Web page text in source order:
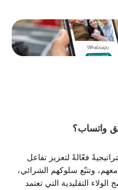
واتساب؟
فعّالةً لتعزيز تفاعل
وتتبّع سلوكهم الشرائي،
التقليدية التي تعتمد